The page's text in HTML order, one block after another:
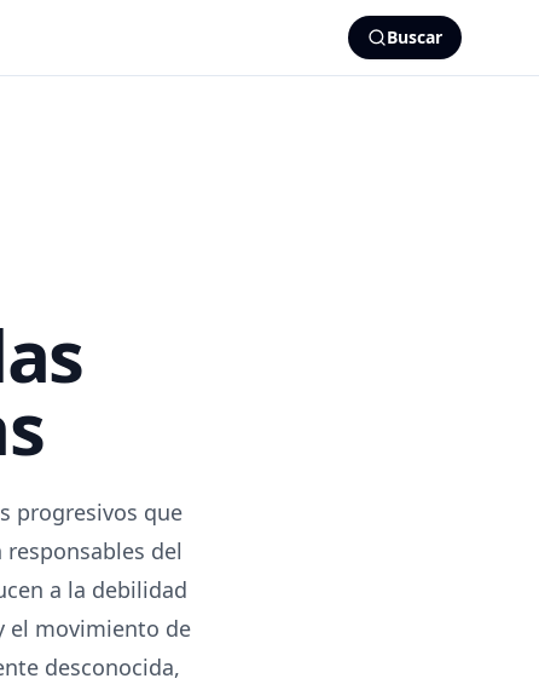
Buscar
progresivos que
del
a la debilidad
el movimiento de
desconocida,